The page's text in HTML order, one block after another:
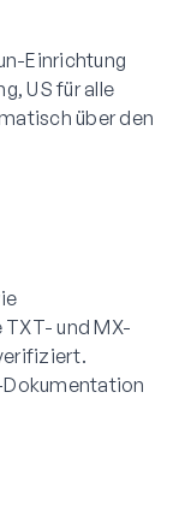
Einrichtung
US für alle
über den
und MX-